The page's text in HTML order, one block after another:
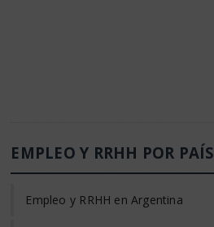
EMPLEO Y RRHH POR PAÍS
Empleo y RRHH en Argentina